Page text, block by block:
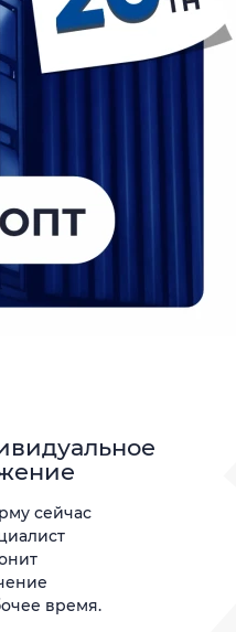
сейчас
время.